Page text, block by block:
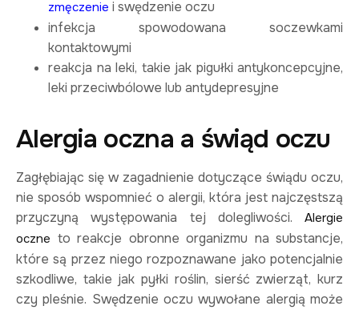
zmęczenie i swędzenie oczu
infekcja spowodowana soczewkami
kontaktowymi
reakcja na leki, takie jak pigułki antykoncepcyjne,
leki przeciwbólowe lub antydepresyjne
Alergia oczna a świąd oczu
Zagłębiając się w zagadnienie dotyczące świądu oczu,
nie sposób wspomnieć o alergii, która jest najczęstszą
przyczyną występowania tej dolegliwości. Alergie
oczne to reakcje obronne organizmu na substancje,
które są przez niego rozpoznawane jako potencjalnie
szkodliwe, takie jak pyłki roślin, sierść zwierząt, kurz
czy pleśnie. Swędzenie oczu wywołane alergią może